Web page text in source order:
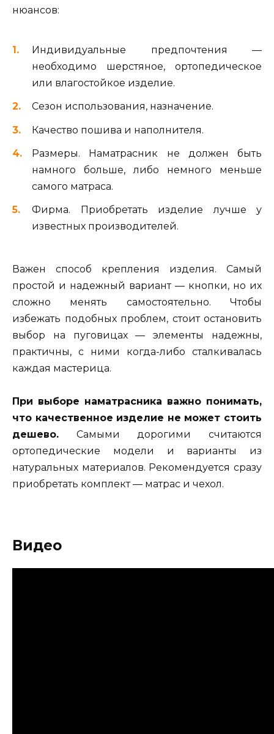
нюансов:
Индивидуальные предпочтения —
необходимо шерстяное, ортопедическое
или влагостойкое изделие.
Сезон использования, назначение.
Качество пошива и наполнителя.
Размеры. Наматрасник не должен быть
намного больше, либо немного меньше
самого матраса.
Фирма. Приобретать изделие лучше у
известных производителей.
Важен способ крепления изделия. Самый
простой и надежный вариант — кнопки, но их
сложно менять самостоятельно. Чтобы
избежать подобных проблем, стоит остановить
выбор на пуговицах — элементы надежны,
практичны, с ними когда-либо сталкивалась
каждая мастерица.
При выборе наматрасника важно понимать,
что качественное изделие не может стоить
дешево. Самыми дорогими считаются
ортопедические модели и варианты из
натуральных материалов. Рекомендуется сразу
приобретать комплект — матрас и чехол.
Видео